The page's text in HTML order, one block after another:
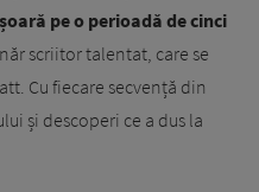
pe o perioadă de cinci
scriitor talentat, care se
Cu fiecare secvență din
și descoperi ce a dus la